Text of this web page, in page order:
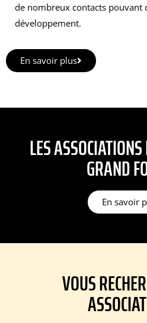
de nombreux contacts pouvant
développement.
En savoir plus
LES
GRAND
En savoir
VOUS